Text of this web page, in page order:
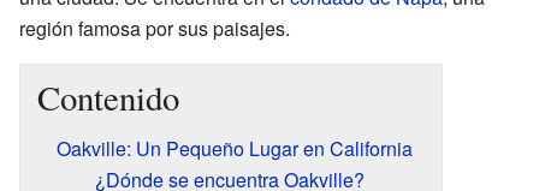
región famosa por sus paisajes.
Contenido
Oakville: Un Pequeño Lugar en California
¿Dónde se encuentra Oakville?